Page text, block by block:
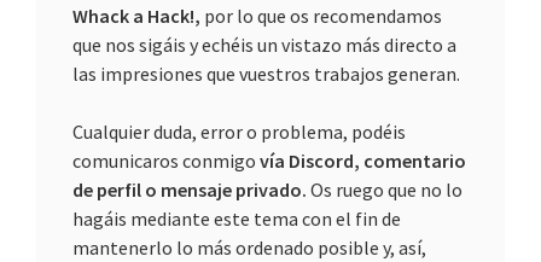
Whack a Hack!, por lo que os recomendamos
que nos sigáis y echéis un vistazo más directo a
las impresiones que vuestros trabajos generan.
Cualquier duda, error o problema, podéis
comunicaros conmigo vía Discord, comentario
de perfil o mensaje privado. Os ruego que no lo
hagáis mediante este tema con el fin de
mantenerlo lo más ordenado posible y, así,